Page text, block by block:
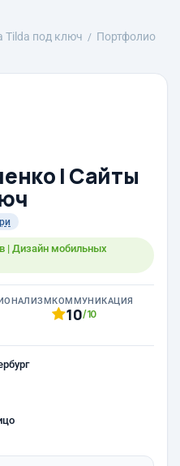
Tilda под ключ
Портфолио
| Сайты
| Дизайн мобильных
КОММУНИКАЦИЯ
10/10